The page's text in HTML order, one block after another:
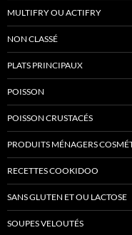
MULTIFRY OU ACTIFRY
NON CLASSÉ
PLATS PRINCIPAUX
POISSON
POISSON CRUSTACÉS
PRODUITS MÉNAGERS
RECETTES COOKIDOO
SANS GLUTEN ET OU LACTOSE
SOUPES VELOUTÉS